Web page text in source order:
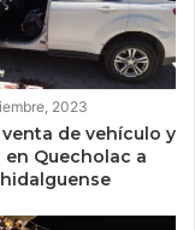
2023
de vehículo y
en Quecholac a